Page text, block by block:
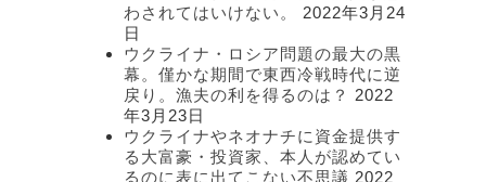
わされてはいけない。
2022年3月24
日
ウクライナ・ロシア問題の最大の黒
幕。僅かな期間で東西冷戦時代に逆
戻り。漁夫の利を得るのは？
2022
年3月23日
ウクライナやネオナチに資金提供す
る大富豪・投資家、本人が認めてい
るのに表に出てこない不思議 2022